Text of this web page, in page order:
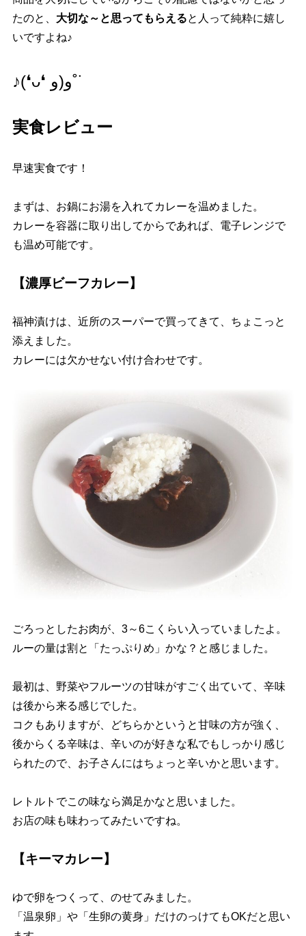
たのと、 大切な～と思ってもらえると人って純粋に嬉し
いですよね♪
♪(❛ᴗ❛ و(و˚˙
実食レビュー
早速実食です！
まずは、お鍋にお湯を入れてカレーを温めました。
カレーを容器に取り出してからであれば、電子レンジで
も温め可能です。
【濃厚ビーフカレー】
福神漬けは、近所のスーパーで買ってきて、ちょこっと
添えました。
カレーには欠かせない付け合わせです。
ごろっとしたお肉が、3～6こくらい入っていましたよ。
ルーの量は割と「たっぷりめ」かな？と感じました。
最初は、野菜やフルーツの甘味がすごく出ていて、辛味
は後から来る感じでした。
コクもありますが、どちらかというと甘味の方が強く、
後からくる辛味は、辛いのが好きな私でもしっかり感じ
られたので、お子さんにはちょっと辛いかと思います。
レトルトでこの味なら満足かなと思いました。
お店の味も味わってみたいですね。
【キーマカレー】
ゆで卵をつくって、のせてみました。
「温泉卵」や「生卵の黄身」だけのっけてもOKだと思い